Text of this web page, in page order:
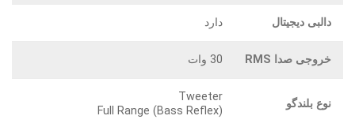
دالبی دیجیتال دارد
خروجی صدا RMS 30 وات
نوع بلندگو
Tweeter
Full Range (Bass Reflex)